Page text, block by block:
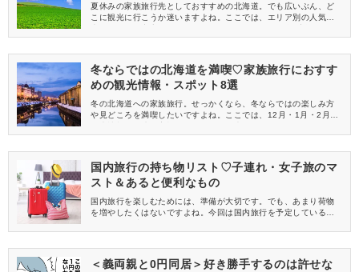
夏休みの家族旅行先としておすすめの北海道。でも広いぶん、ど
こに観光に行こうか迷いますよね。ここでは、エリア別の人気観
上げています。子連れでも無理のない旅程で、北海道ならではの
冬ならではの北海道を満喫♡家族旅行におすす
めの観光情報・スポット8選
冬の北海道への家族旅行。せっかくなら、冬ならではの楽しみ方
や見どころを満喫したいですよね。ここでは、12月・1月・2月の
介します。寒い北海道での気温・服装や、移動手段などもチェッ
国内旅行の持ち物リスト♡子連れ・女子旅のマ
スト＆あると便利なもの
国内旅行を楽しむためには、準備が大切です。でも、あまり荷物
を増やしたくはないですよね。今回は国内旅行を予定している方
持参すると便利なものをまとめました。日数ごとにおすすめのか
クして出発してくださいね。
＜義両親と0円同居＞好き勝手するのは許せな